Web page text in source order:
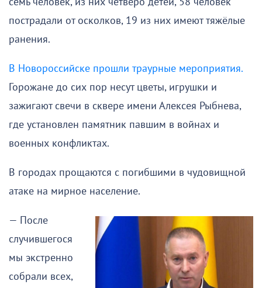
пострадали от осколков, 19 из них имеют тяжёлые
ранения.
В Новороссийске прошли траурные мероприятия.
Горожане до сих пор несут цветы, игрушки и
зажигают свечи в сквере имени Алексея Рыбнева,
где установлен памятник павшим в войнах и
военных конфликтах.
В городах прощаются с погибшими в чудовищной
атаке на мирное население.
— После
случившегося
мы экстренно
собрали всех,